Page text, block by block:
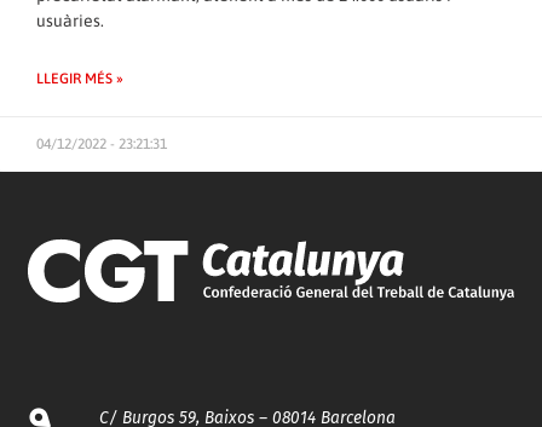
usuàries.
LLEGIR MÉS »
04/12/2022 - 23:21:31
C/ Burgos 59, Baixos – 08014 Barcelona